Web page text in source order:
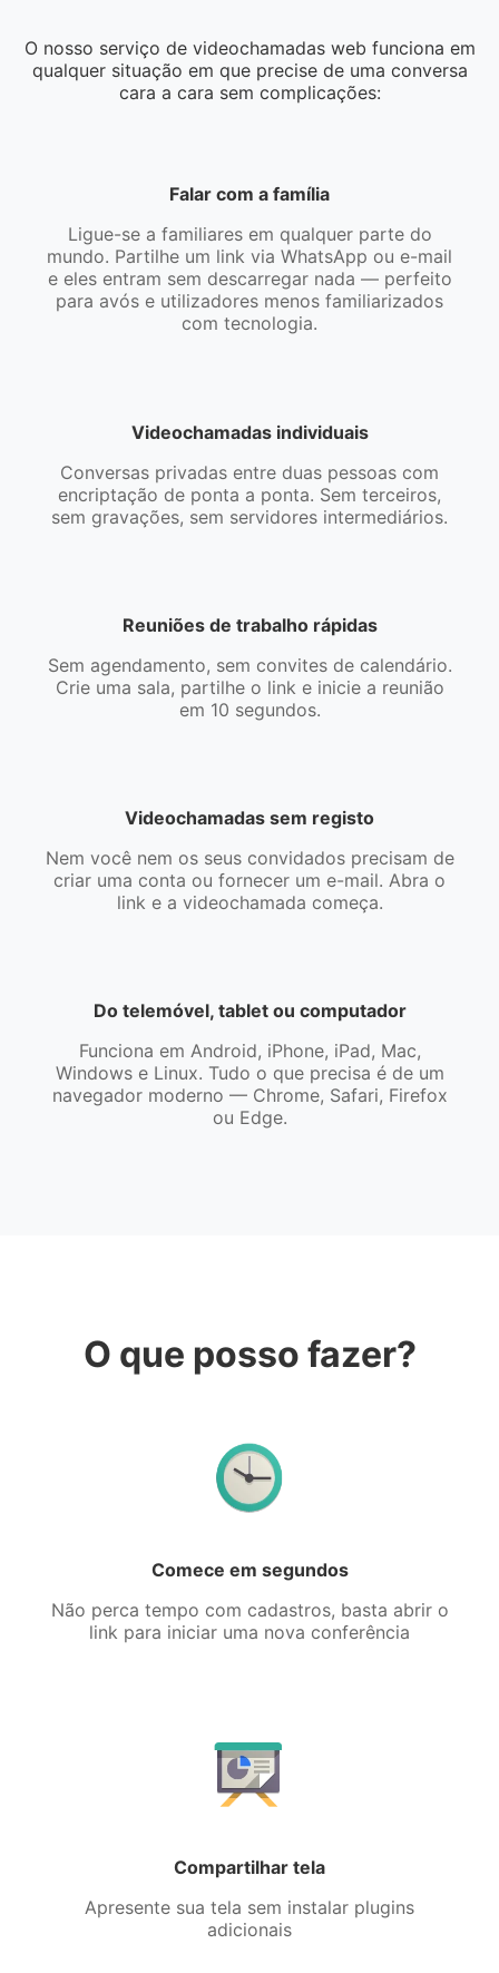
O nosso serviço de videochamadas web funciona em
qualquer situação em que precise de uma conversa
cara a cara sem complicações:
Falar com a família
Ligue-se a familiares em qualquer parte do
mundo. Partilhe um link via WhatsApp ou e-mail
e eles entram sem descarregar nada — perfeito
para avós e utilizadores menos familiarizados
com tecnologia.
Videochamadas individuais
Conversas privadas entre duas pessoas com
encriptação de ponta a ponta. Sem terceiros,
sem gravações, sem servidores intermediários.
Reuniões de trabalho rápidas
Sem agendamento, sem convites de calendário.
Crie uma sala, partilhe o link e inicie a reunião
em 10 segundos.
Videochamadas sem registo
Nem você nem os seus convidados precisam de
criar uma conta ou fornecer um e-mail. Abra o
link e a videochamada começa.
Do telemóvel, tablet ou computador
Funciona em Android, iPhone, iPad, Mac,
Windows e Linux. Tudo o que precisa é de um
navegador moderno — Chrome, Safari, Firefox
ou Edge.
O que posso fazer?
Comece em segundos
Não perca tempo com cadastros, basta abrir o
link para iniciar uma nova conferência
Compartilhar tela
Apresente sua tela sem instalar plugins
adicionais